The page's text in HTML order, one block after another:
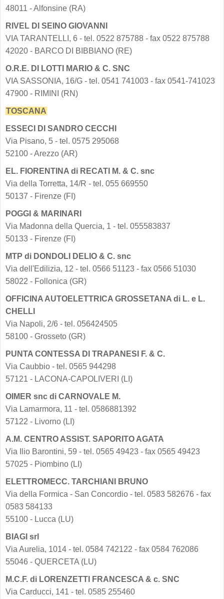
48011 - Alfonsine (RA)
RIVEL DI SEINO GIOVANNI
VIA TARANTELLI, 6 - tel. 0522 875788 - fax 0522 875788
42020 - BARCO DI BIBBIANO (RE)
O.R.E. DI LOTTI MARIO & C. SNC
VIA SASSONIA, 16/G - tel. 0541 741003 - fax 0541-741023
47900 - RIMINI (RN)
TOSCANA
ESSECI DI SANDRO CECCHI
Via Pisano, 5 - tel. 0575 295068
52100 - Arezzo (AR)
EL. FIORENTINA di RECATI M. & C. snc
Via della Torretta, 14/R - tel. 055 669550
50137 - Firenze (FI)
POGGI & MARINARI
Via Madonna della Quercia, 1 - tel. 055583837
50133 - Firenze (FI)
MTP di DONDOLI DELIO & C. snc
Via dell'Edilizia, 12 - tel. 0566 51123 - fax 0566 51030
58022 - Follonica (GR)
OFFICINA AUTOELETTRICA GROSSETANA di L. e L.
CHELLI
Via Napoli, 2/6 - tel. 056424505
58100 - Grosseto (GR)
PUNTA CONTESSA DI TRAPANESI F. & C.
Via Caubbio - tel. 0565 944298
57121 - LACONA-CAPOLIVERI (LI)
OIMER snc di CARNOVALE M.
Via Lamarmora, 11 - tel. 0586881392
57122 - Livorno (LI)
A.M. CENTRO ASSIST. SAPORITO AGATA
Via Ilio Barontini, 59 - tel. 0565 49423 - fax 0565 49423
57025 - Piombino (LI)
ELETTROMECC. TARCHIANI BRUNO
Via della Formica - San Concordio - tel. 0583 582676 - fax
0583 584133
55100 - Lucca (LU)
BIAGI srl
Via Aurelia, 1014 - tel. 0584 742122 - fax 0584 762086
55046 - QUERCETA (LU)
M.C.F. di LORENZETTI FRANCESCA & c. SNC
Via Carducci, 141 - tel. 0585 255460